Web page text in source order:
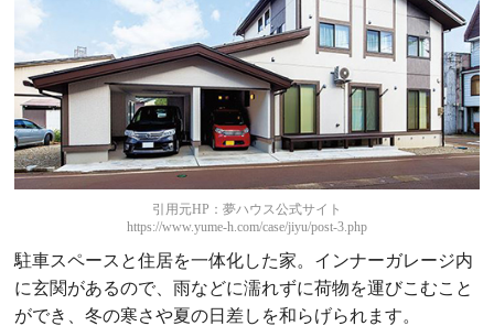
引用元HP：夢ハウス公式サイト
https://www.yume-h.com/case/jiyu/post-3.php
駐車スペースと住居を一体化した家。インナーガレージ内
に玄関があるので、雨などに濡れずに荷物を運びこむこと
ができ、冬の寒さや夏の日差しを和らげられます。